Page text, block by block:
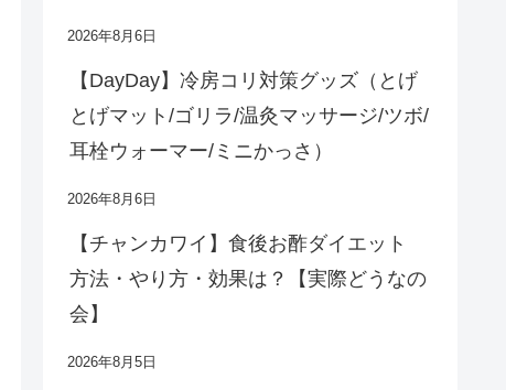
2026年8月6日
【DayDay】冷房コリ対策グッズ（とげ
とげマット/ゴリラ/温灸マッサージ/ツボ/
耳栓ウォーマー/ミニかっさ）
2026年8月6日
【チャンカワイ】食後お酢ダイエット
方法・やり方・効果は？【実際どうなの
会】
2026年8月5日